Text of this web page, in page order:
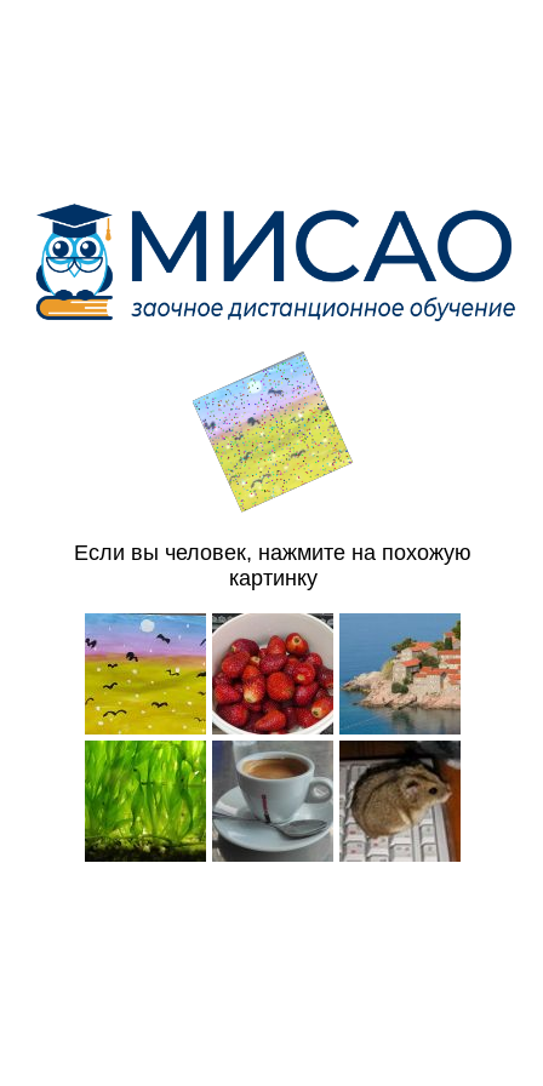
Если вы человек, нажмите на похожую
картинку